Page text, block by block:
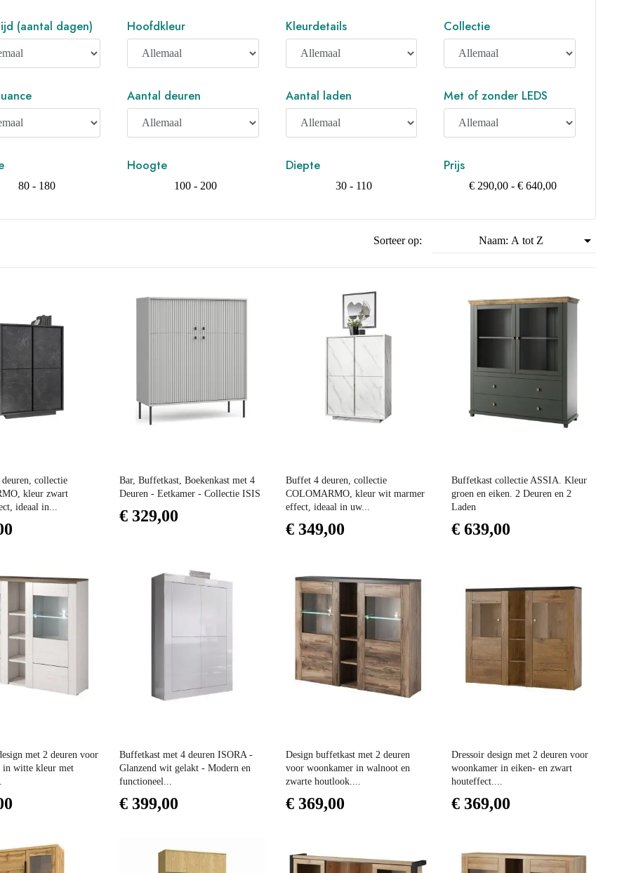
(aantal dagen) Hoofdkleur Kleurdetails Collectie
Aantal deuren Aantal laden Met of zonder LEDS
80 - 180
Hoogte
100 - 200
Diepte
30 - 110
Prijs
€ 290,00 - € 640,00
Sorteer op: Naam: A tot Z 
collectie
kleur zwart
ideaal in...
Bar, Buffetkast, Boekenkast met 4
Deuren - Eetkamer - Collectie ISIS
€ 329,00
Buffet 4 deuren, collectie
COLOMARMO, kleur wit marmer
effect, ideaal in uw...
€ 349,00
Buffetkast collectie ASSIA. Kleur
groen en eiken. 2 Deuren en 2
Laden
€ 639,00
met 2 deuren voor
in witte kleur met
Buffetkast met 4 deuren ISORA -
Glanzend wit gelakt - Modern en
functioneel...
€ 399,00
Design buffetkast met 2 deuren
voor woonkamer in walnoot en
zwarte houtlook....
€ 369,00
Dressoir design met 2 deuren voor
woonkamer in eiken- en zwart
houteffect....
€ 369,00